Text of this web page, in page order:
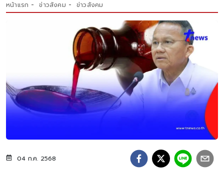
หน้าแรก ข่าวสังคม ข่าวสังคม
04 ก.ค. 2568